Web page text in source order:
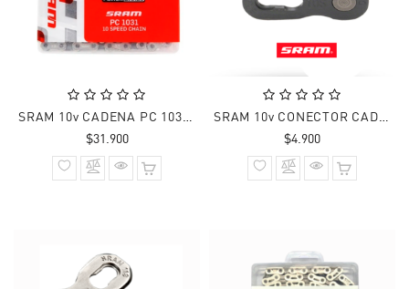
SRAM 10v CADENA PC 1031 114 Links
$31.900Precio
normal
SRAM 10v CONECTOR CADENA SRAM BLACK
$4.900Precio
normal